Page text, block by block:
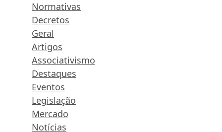
Normativas
Decretos
Geral
Artigos
Associativismo
Destaques
Eventos
Legislação
Mercado
Notícias